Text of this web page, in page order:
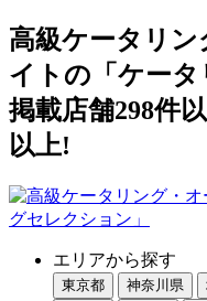
高級ケータリ
イトの「ケータ
掲載店舗298件
以上!
エリアから探す
東京都 神奈川県